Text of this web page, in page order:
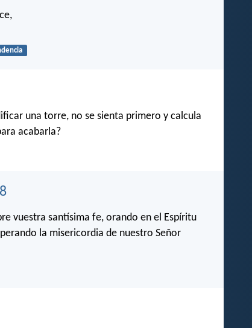
una torre, no se sienta primero y calcula
acabarla?
vuestra santísima fe, orando en el Espíritu
la misericordia de nuestro Señor